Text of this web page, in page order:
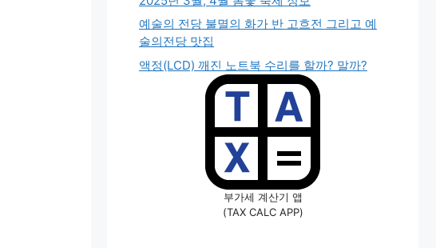
예술의 전당 불멸의 화가 반 고흐전 그리고 예
술의전당 맛집
액정(LCD) 깨진 노트북 수리를 할까? 말까?
부가세 계산기 앱
(TAX CALC APP)